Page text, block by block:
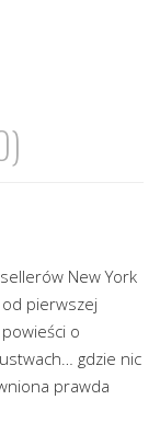
New York
od pierwszej
o
gdzie nic
prawda